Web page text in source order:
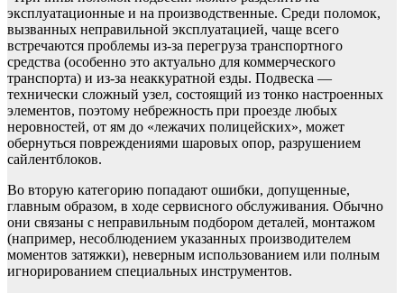
эксплуатационные и на производственные. Среди поломок,
вызванных неправильной эксплуатацией, чаще всего
встречаются проблемы из-за перегруза транспортного
средства (особенно это актуально для коммерческого
транспорта) и из-за неаккуратной езды. Подвеска —
технически сложный узел, состоящий из тонко настроенных
элементов, поэтому небрежность при проезде любых
неровностей, от ям до «лежачих полицейских», может
обернуться повреждениями шаровых опор, разрушением
сайлентблоков.
Во вторую категорию попадают ошибки, допущенные,
главным образом, в ходе сервисного обслуживания. Обычно
они связаны с неправильным подбором деталей, монтажом
(например, несоблюдением указанных производителем
моментов затяжки), неверным использованием или полным
игнорированием специальных инструментов.